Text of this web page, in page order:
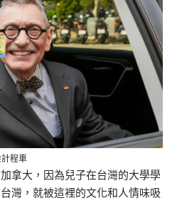
程車
拿大，因為兒子在台灣的大學學
灣，就被這裡的文化和人情味吸